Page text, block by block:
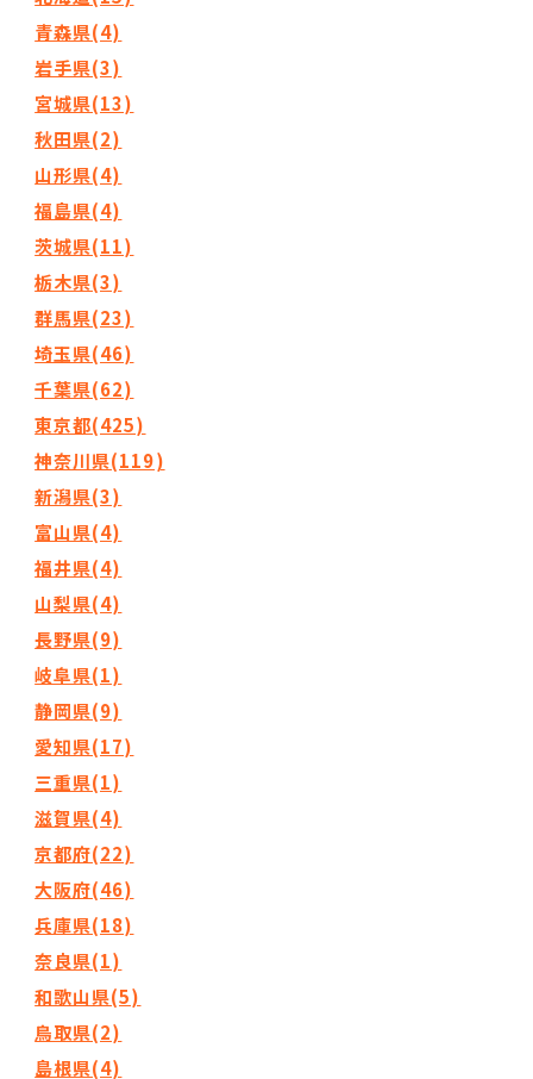
青森県(4)
岩手県(3)
宮城県(13)
秋田県(2)
山形県(4)
福島県(4)
茨城県(11)
栃木県(3)
群馬県(23)
埼玉県(46)
千葉県(62)
東京都(425)
神奈川県(119)
新潟県(3)
富山県(4)
福井県(4)
山梨県(4)
長野県(9)
岐阜県(1)
静岡県(9)
愛知県(17)
三重県(1)
滋賀県(4)
京都府(22)
大阪府(46)
兵庫県(18)
奈良県(1)
和歌山県(5)
鳥取県(2)
島根県(4)